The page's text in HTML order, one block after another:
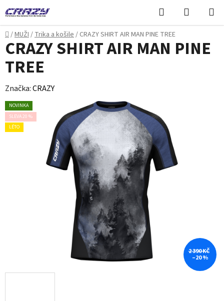
na
obsah
Hledat
KOŠÍK
Domů
/MUŽI/Trika a košile/ CRAZY SHIRT AIR MAN PINE TREE
CRAZY SHIRT AIR MAN PINE
TREE
Značka:CRAZY
NOVINKA
SLEVA 20 %
LÉTO
2 390 KČ
–20 %